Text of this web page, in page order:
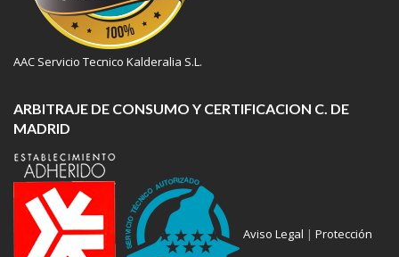
AAC Servicio Tecnico Kalderalia S.L.
ARBITRAJE DE CONSUMO Y CERTIFICACION C. DE
MADRID
Aviso Legal | Protección